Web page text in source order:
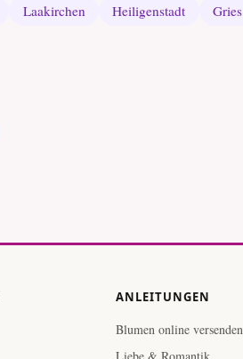
Laakirchen Heiligenstadt Gries
ANLEITUNGEN
Blumen online versenden